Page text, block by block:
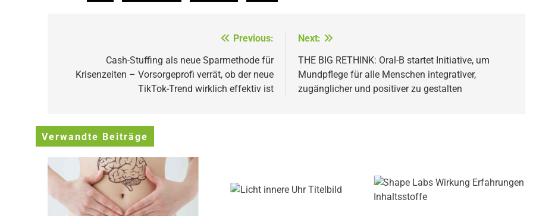
Previous:
Cash-Stuffing als neue Sparmethode für
Krisenzeiten – Vorsorgeprofi verrät, ob der neue
TikTok-Trend wirklich effektiv ist
Next:
THE BIG RETHINK: Oral-B startet Initiative, um
Mundpflege für alle Menschen integrativer,
zugänglicher und positiver zu gestalten
Verwandte Beiträge